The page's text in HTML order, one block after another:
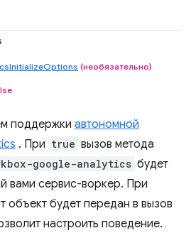
(необязательно)
поддержки автономной
. При true вызов метода
google-analytics будет
вами сервис-воркер. При
объект будет передан в вызов
настроить поведение.